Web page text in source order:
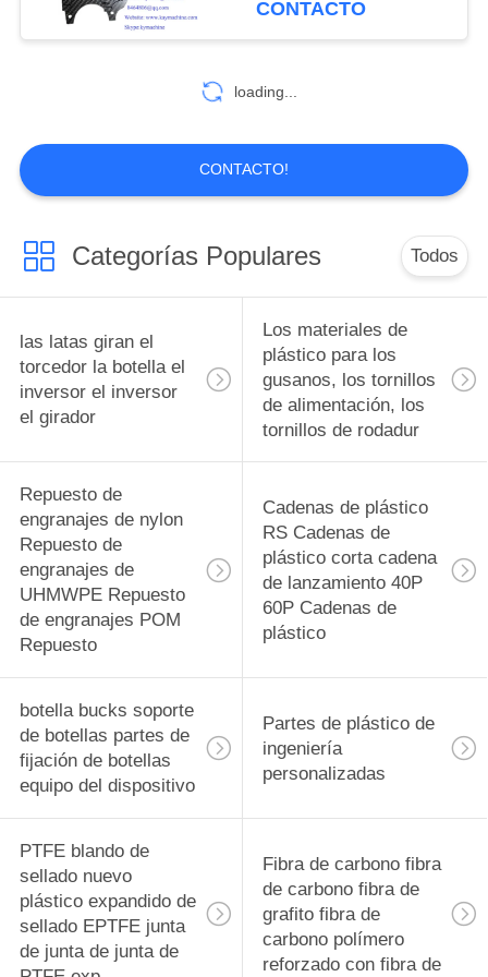
polímero reforzado
con fibra de
Diseño de moldes
piezas de piezas de
accesorios
10
Pistones bujes de
rodamiento
Ingeniería Plásticos
pistones bujes de
rodamiento
6
PVDF Material de
precisión
Componentes
mecanizados CNC
29
Tecapeek CNC
PEEK Partes
mecanizadas,
componentes
mecanizados PEEK
China
China productor
CONTACTO
loading...
CONTACTO!
Categorías Populares Todos
las latas giran el
torcedor la botella el
inversor el inversor
el girador
Los materiales de
plástico para los
gusanos, los tornillos
de alimentación, los
tornillos de rodadur
Repuesto de
engranajes de nylon
Repuesto de
engranajes de
UHMWPE Repuesto
de engranajes POM
Repuesto
Cadenas de plástico
RS Cadenas de
plástico corta cadena
de lanzamiento 40P
60P Cadenas de
plástico
botella bucks soporte
de botellas partes de
fijación de botellas
equipo del dispositivo
Partes de plástico de
ingeniería
personalizadas
PTFE blando de
sellado nuevo
plástico expandido de
sellado EPTFE junta
de junta de junta de
Fibra de carbono fibra
de carbono fibra de
grafito fibra de
carbono polímero
reforzado con fibra de